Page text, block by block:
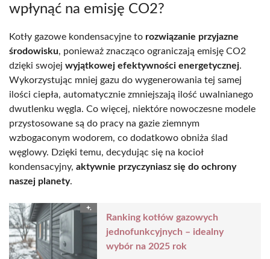
wpłynąć na emisję CO2?
Kotły gazowe kondensacyjne to rozwiązanie przyjazne
środowisku, ponieważ znacząco ograniczają emisję CO2
dzięki swojej wyjątkowej efektywności energetycznej.
Wykorzystując mniej gazu do wygenerowania tej samej
ilości ciepła, automatycznie zmniejszają ilość uwalnianego
dwutlenku węgla. Co więcej, niektóre nowoczesne modele
przystosowane są do pracy na gazie ziemnym
wzbogaconym wodorem, co dodatkowo obniża ślad
węglowy. Dzięki temu, decydując się na kocioł
kondensacyjny, aktywnie przyczyniasz się do ochrony
naszej planety.
Ranking kotłów gazowych
jednofunkcyjnych – idealny
wybór na 2025 rok